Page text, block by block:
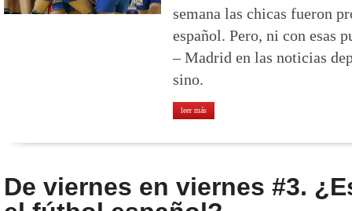
semana las chicas fueron
español. Pero, ni con esas
– Madrid en las noticias
sino.
leer más
De viernes en viernes #3.